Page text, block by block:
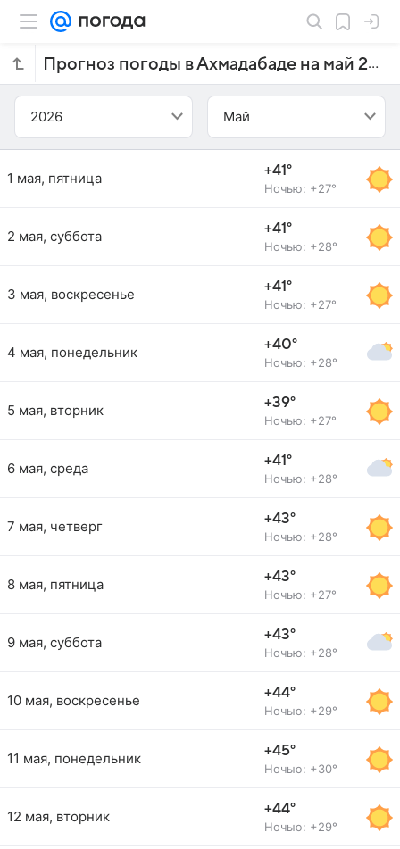
Прогноз погоды в Ахмадабаде на май 2026 года
2026 Май
1 мая, пятница +41°
Ночью: +27°
2 мая, суббота +41°
Ночью: +28°
3 мая, воскресенье +41°
Ночью: +27°
4 мая, понедельник +40°
Ночью: +28°
5 мая, вторник +39°
Ночью: +27°
6 мая, среда +41°
Ночью: +28°
7 мая, четверг +43°
Ночью: +28°
8 мая, пятница +43°
Ночью: +27°
9 мая, суббота +43°
Ночью: +28°
10 мая, воскресенье +44°
Ночью: +29°
11 мая, понедельник +45°
Ночью: +30°
12 мая, вторник +44°
Ночью: +29°